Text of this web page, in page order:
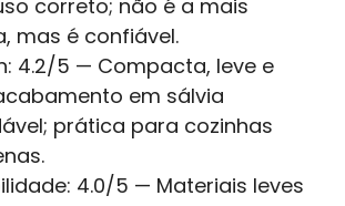
correto; não é a mais
mas é confiável.
4.2/5 — Compacta, leve e
em sálvia
prática para cozinhas
4.0/5 — Materiais leves